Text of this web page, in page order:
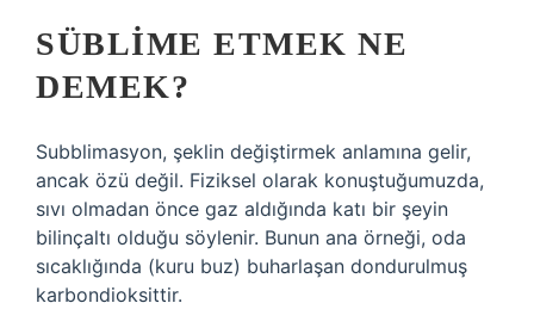
SÜBLIME ETMEK NE
DEMEK?
Subblimasyon, şeklin değiştirmek anlamına gelir,
ancak özü değil. Fiziksel olarak konuştuğumuzda,
sıvı olmadan önce gaz aldığında katı bir şeyin
bilinçaltı olduğu söylenir. Bunun ana örneği, oda
sıcaklığında (kuru buz) buharlaşan dondurulmuş
karbondioksittir.